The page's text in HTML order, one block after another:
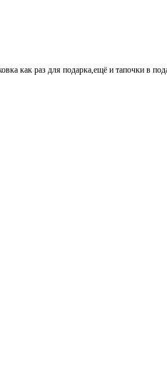
как раз для подарка,ещё и тапочки в